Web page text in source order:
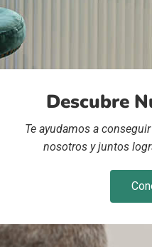
Descubre
Te ayudamos a
nosotros y juntos